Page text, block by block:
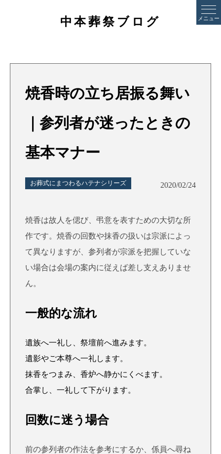
メニュー
中本葬祭ブログ
焼香時の立ち居振る舞い
｜参列者が迷ったときの
基本マナー
お葬式にまつわるハテナシリーズ 2020/02/24
焼香は故人を偲び、弔意を表すための大切な所
作です。焼香の回数や抹香の扱いは宗派によっ
て異なりますが、参列者が宗派を把握していな
い場合は会場の案内に従えば差し支えありませ
ん。
一般的な流れ
遺族へ一礼し、祭壇前へ進みます。
遺影やご本尊へ一礼します。
抹香をつまみ、香炉へ静かにくべます。
合掌し、一礼して下がります。
回数に迷う場合
前の参列者の作法を参考にするか、係員へ尋ね